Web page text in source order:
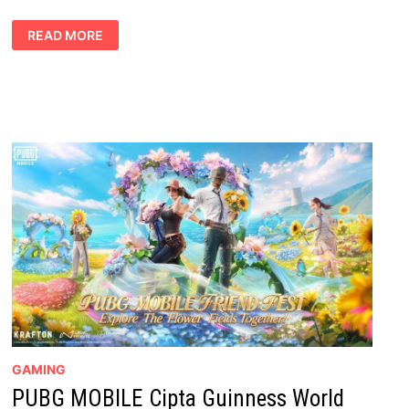
PUBG
MOBILE
SAMBUT
“INFINITI
–
KITA
UP”
READ MORE
GAMING
PUBG MOBILE Cipta Guinness World